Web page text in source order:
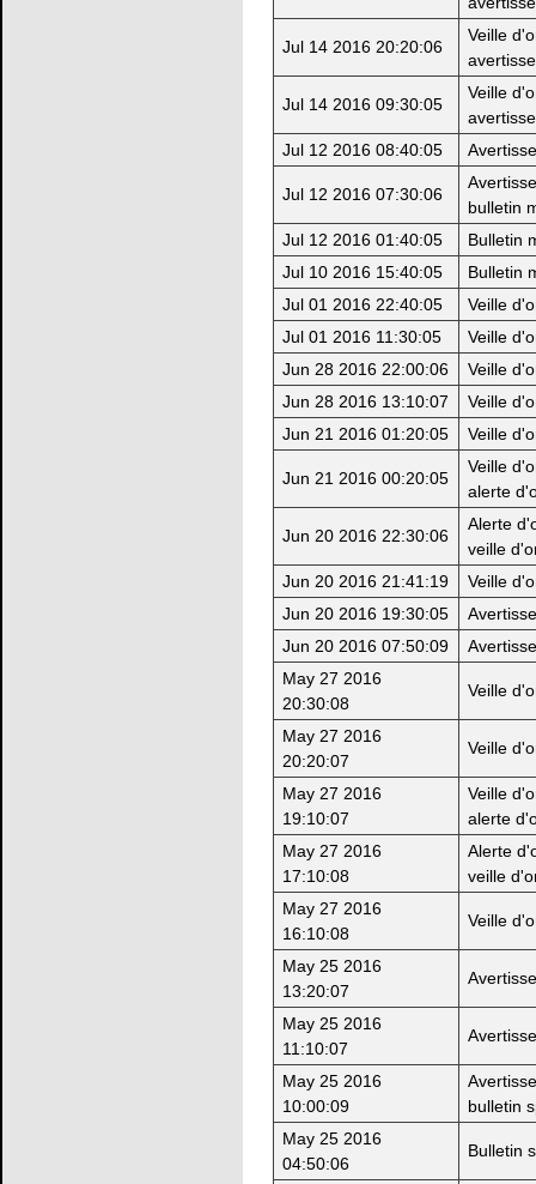
Jul 14 2016 20:20:06
Veille
Jul 14 2016 09:30:05
Veille
Jul 12 2016 08:40:05
Jul 12 2016 07:30:06
bulletin
Jul 12 2016 01:40:05
Bulletin
Jul 10 2016 15:40:05
Bulletin
Jul 01 2016 22:40:05
Veille
Jul 01 2016 11:30:05
Veille
Jun 28 2016 22:00:06
Veille
Jun 28 2016 13:10:07
Veille
Jun 21 2016 01:20:05
Veille
Jun 21 2016 00:20:05
Veille
alerte
Jun 20 2016 22:30:06
Alerte
veille
Jun 20 2016 21:41:19
Veille
Jun 20 2016 19:30:05
Jun 20 2016 07:50:09
May 27 2016
20:30:08
Veille
May 27 2016
20:20:07
Veille
May 27 2016
19:10:07
Veille
alerte
May 27 2016
17:10:08
Alerte
veille
May 27 2016
16:10:08
Veille
May 25 2016
13:20:07
May 25 2016
11:10:07
May 25 2016
10:00:09
bulletin
May 25 2016
04:50:06
Bulletin